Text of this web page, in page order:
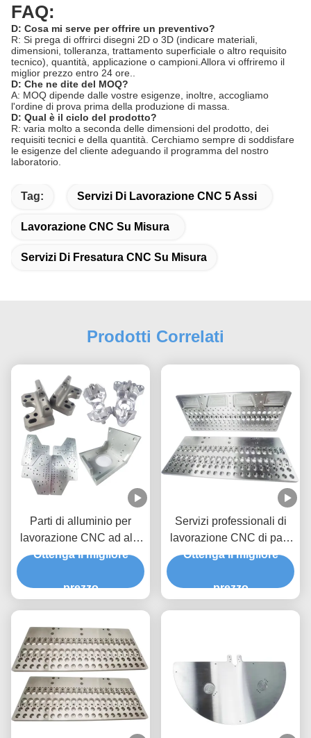
FAQ:
D: Cosa mi serve per offrire un preventivo?
R: Si prega di offrirci disegni 2D o 3D (indicare materiali,
dimensioni, tolleranza, trattamento superficiale o altro requisito
tecnico), quantità, applicazione o campioni.Allora vi offriremo il
miglior prezzo entro 24 ore..
D: Che ne dite del MOQ?
A: MOQ dipende dalle vostre esigenze, inoltre, accogliamo
l'ordine di prova prima della produzione di massa.
D: Qual è il ciclo del prodotto?
R: varia molto a seconda delle dimensioni del prodotto, dei
requisiti tecnici e della quantità. Cerchiamo sempre di soddisfare
le esigenze del cliente adeguando il programma del nostro
laboratorio.
Tag: Servizi Di Lavorazione CNC 5 Assi
Lavorazione CNC Su Misura
Servizi Di Fresatura CNC Su Misura
Prodotti Correlati
Parti di alluminio per
lavorazione CNC ad alta
precisione per qualsiasi
Ottenga il migliore
prezzo
Servizi professionali di
lavorazione CNC di parti
di fabbricazione in
Ottenga il migliore
prezzo